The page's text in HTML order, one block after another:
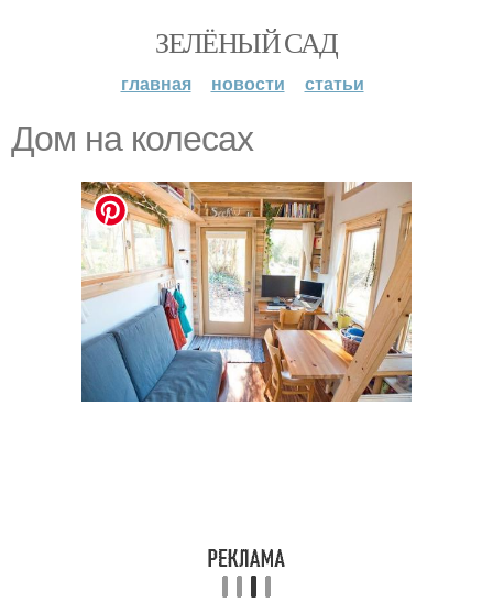
ЗЕЛЁНЫЙ САД
главная новости статьи
Дом на колесах